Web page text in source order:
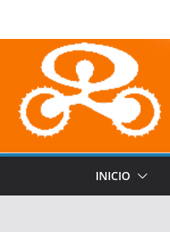
contenido
INICIO